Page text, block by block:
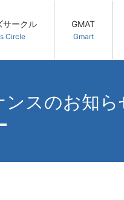
サークル
Circle
GMAT
Gmart
スのお知ら